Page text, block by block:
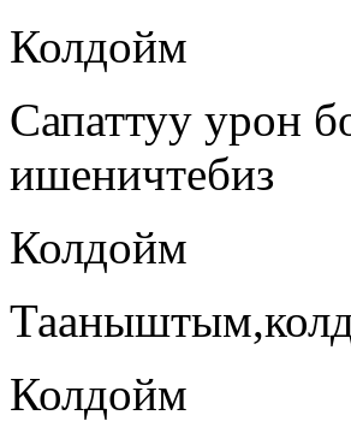
Колдойм
Сапаттуу урон
ишеничтебиз
Колдойм
Колдойм